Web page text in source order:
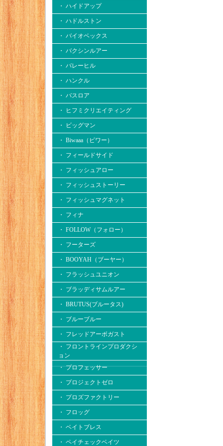
・ ハイドアップ
・ ハドルストン
・ バイオベックス
・ バクシンルアー
・ バレーヒル
・ ハンクル
・ バスロア
・ ヒフミクリエイティング
・ ビッグマン
・ Biwaaa（ビワー）
・ フィールドサイド
・ フィッシュアロー
・ フィッシュストーリー
・ フィッシュマグネット
・ フィナ
・ FOLLOW（フォロー）
・ フーターズ
・ BOOYAH（ブーヤー）
・ フラッシュユニオン
・ ブラッディサムルアー
・ BRUTUS(ブルータス)
・ ブルーブルー
・ フレッドアーボガスト
・ フロントラインプロダクシ
ョン
・ プロフェッサー
・ プロジェクトゼロ
・ プロズファクトリー
・ フロッグ
・ ベイトブレス
・ ペイチェックベイツ